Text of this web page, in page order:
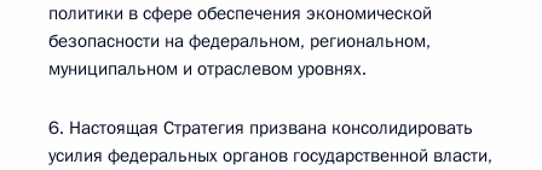
политики в сфере обеспечения экономической
безопасности на федеральном, региональном,
муниципальном и отраслевом уровнях.
6. Настоящая Стратегия призвана консолидировать
усилия федеральных органов государственной власти,